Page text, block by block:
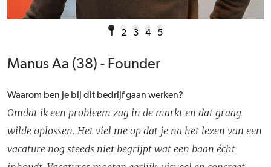
1 2 3 4 5
Manus Aa (38) - Founder
Waarom ben je bij dit bedrijf gaan werken?
Omdat ik een probleem zag in de markt en dat graag
wilde oplossen. Het viel me op dat je na het lezen van een
vacature nog steeds niet begrijpt wat een baan écht